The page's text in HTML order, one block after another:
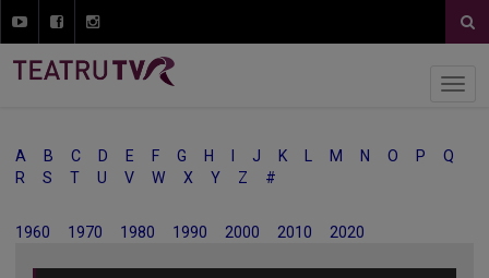
A B C D E F G H J K M N O P
Q
R
S T U V W X Y Z #
1960 1970 1980 1990 2000 2010 2020